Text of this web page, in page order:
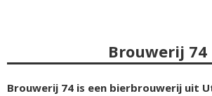
Brouwerij 74
Brouwerij 74 is een bierbrouwerij uit